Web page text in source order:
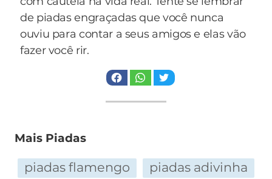
E ela, sem outra saída, resolveu contar a
verdade:
- Olha, eu estou aqui seguindo para a Europa
noites ele me traz comida, água e nós damos
um bocado - disse o Capitão - Esta é a barca que
faz a travessia Rio-Niterói!
de piadas engraçadas que você nunca
ouviu para contar a seus amigos e elas vão
fazer você rir.
Mais Piadas
piadas flamengo piadas adivinha